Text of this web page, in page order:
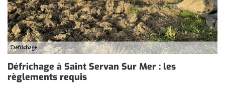
Défrichage à Saint Servan Sur Mer : les
règlements requis